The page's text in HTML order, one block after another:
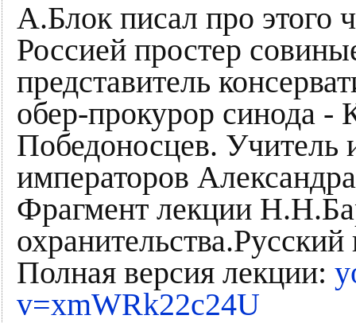
А.Блок писал про этого
Россией простер
представитель
обер-прокурор синода -
Победоносцев. Учитель
императоров
Фрагмент лекции
охранительства.Русский
Полная версия лекции:
v=xmWRk22c24U